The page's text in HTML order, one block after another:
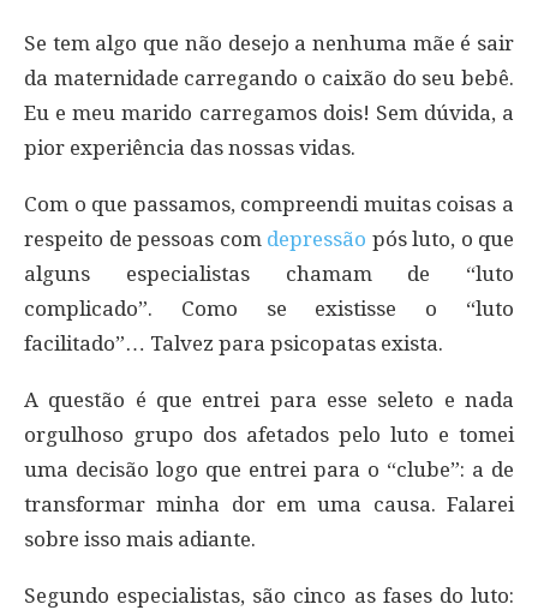
Se tem algo que não desejo a nenhuma mãe é sair
da maternidade carregando o caixão do seu bebê.
Eu e meu marido carregamos dois! Sem dúvida, a
pior experiência das nossas vidas.
Com o que passamos, compreendi muitas coisas a
respeito de pessoas com depressão pós luto, o que
alguns especialistas chamam de “luto
complicado”. Como se existisse o “luto
facilitado”… Talvez para psicopatas exista.
A questão é que entrei para esse seleto e nada
orgulhoso grupo dos afetados pelo luto e tomei
uma decisão logo que entrei para o “clube”: a de
transformar minha dor em uma causa. Falarei
sobre isso mais adiante.
Segundo especialistas, são cinco as fases do luto: